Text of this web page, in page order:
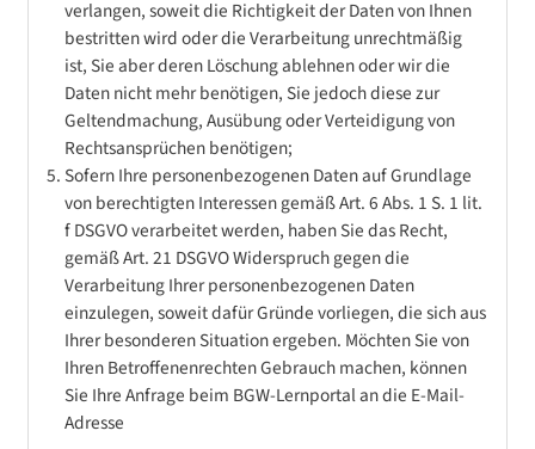
verlangen, soweit die Richtigkeit der Daten von Ihnen
bestritten wird oder die Verarbeitung unrechtmäßig
ist, Sie aber deren Löschung ablehnen oder wir die
Daten nicht mehr benötigen, Sie jedoch diese zur
Geltendmachung, Ausübung oder Verteidigung von
Rechtsansprüchen benötigen;
Sofern Ihre personenbezogenen Daten auf Grundlage
von berechtigten Interessen gemäß Art. 6 Abs. 1 S. 1 lit.
f DSGVO verarbeitet werden, haben Sie das Recht,
gemäß Art. 21 DSGVO Widerspruch gegen die
Verarbeitung Ihrer personenbezogenen Daten
einzulegen, soweit dafür Gründe vorliegen, die sich aus
Ihrer besonderen Situation ergeben. Möchten Sie von
Ihren Betroffenenrechten Gebrauch machen, können
Sie Ihre Anfrage beim BGW-Lernportal an die E-Mail-
Adresse